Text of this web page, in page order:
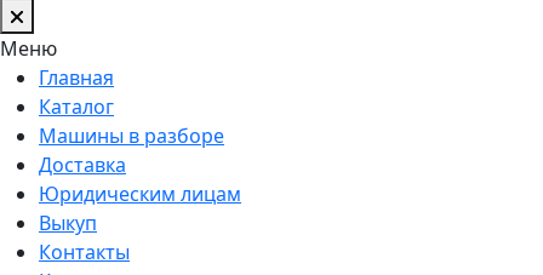
Меню
Главная
Каталог
Машины в разборе
Доставка
Юридическим лицам
Выкуп
Контакты